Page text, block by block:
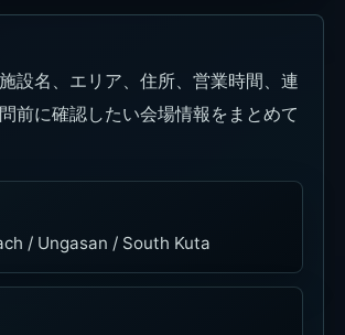
設名、エリア、住所、営業時間、連
前に確認したい会場情報をまとめて
/ Ungasan / South Kuta